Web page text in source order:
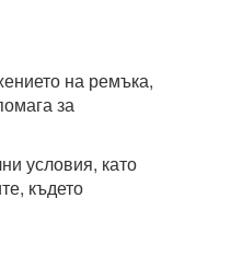
на ремъка,
за
условия, като
където